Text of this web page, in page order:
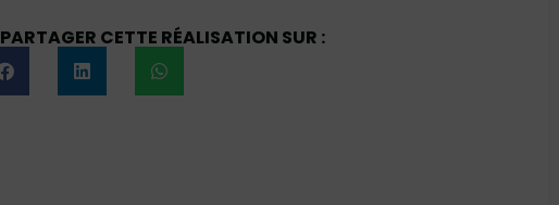
PARTAGER CETTE RÉALISATION SUR :